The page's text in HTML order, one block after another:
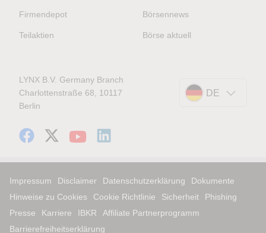
Firmendepot
Teilaktien
Börsennews
Börse aktuell
LYNX B.V. Germany Branch
Charlottenstraße 68, 10117
Berlin
DE
Impressum Disclaimer Datenschutzerklärung
Dokumente
Hinweise zu Cookies
Cookie Richtlinie Sicherheit
Phishing
Presse
Karriere IBKR
Affiliate Partnerprogramm
Barrierefreiheitserklärung